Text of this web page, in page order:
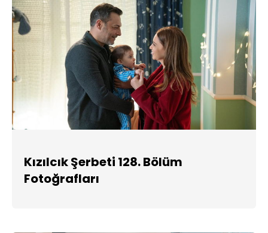
Kızılcık Şerbeti 128. Bölüm
Fotoğrafları